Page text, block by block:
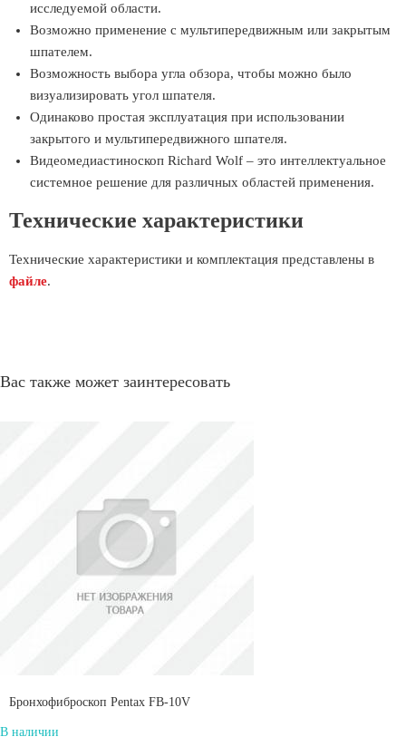
исследуемой области.
Возможно применение с мультипередвижным или закрытым
шпателем.
Возможность выбора угла обзора, чтобы можно было
визуализировать угол шпателя.
Одинаково простая эксплуатация при использовании
закрытого и мультипередвижного шпателя.
Видеомедиастиноскоп Richard Wolf – это интеллектуальное
системное решение для различных областей применения.
Технические характеристики
Технические характеристики и комплектация представлены в
файле.
Вас также может заинтересовать
Бронхофиброскоп Pentax FB-10V
В наличии